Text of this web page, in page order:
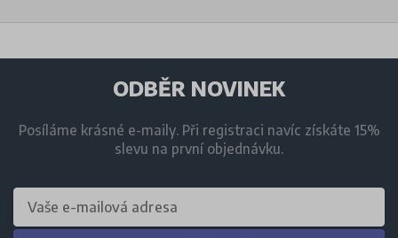
ODBĚR NOVINEK
Posíláme krásné e-maily. Při registraci navíc získáte 15%
slevu na první objednávku.